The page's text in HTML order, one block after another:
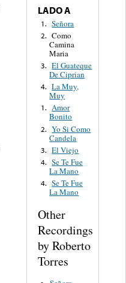
LADO A
1. Señora
2. Como
Camina
Maria
3. El Guateque
De Ciprian
4. La Muy,
Muy
1. Amor
Bonito
2. Yo Si Como
Candela
3. El Viejo
4. Se Te Fue
La Mano
4. Se Te Fue
La Mano
Other
Recordings
by Roberto
Torres